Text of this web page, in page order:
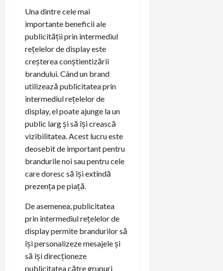
Una dintre cele mai
importante beneficii ale
publicității prin intermediul
rețelelor de display este
creșterea conștientizării
brandului. Când un brand
utilizează publicitatea prin
intermediul rețelelor de
display, el poate ajunge la un
public larg și să își crească
vizibilitatea. Acest lucru este
deosebit de important pentru
brandurile noi sau pentru cele
care doresc să își extindă
prezența pe piață.
De asemenea, publicitatea
prin intermediul rețelelor de
display permite brandurilor să
își personalizeze mesajele și
să își direcționeze
publicitatea către grupuri